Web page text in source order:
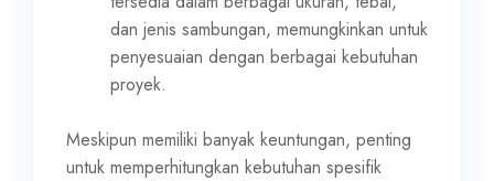
dan jenis sambungan, memungkinkan untuk
penyesuaian dengan berbagai kebutuhan
proyek.
Meskipun memiliki banyak keuntungan, penting
untuk memperhitungkan kebutuhan spesifik